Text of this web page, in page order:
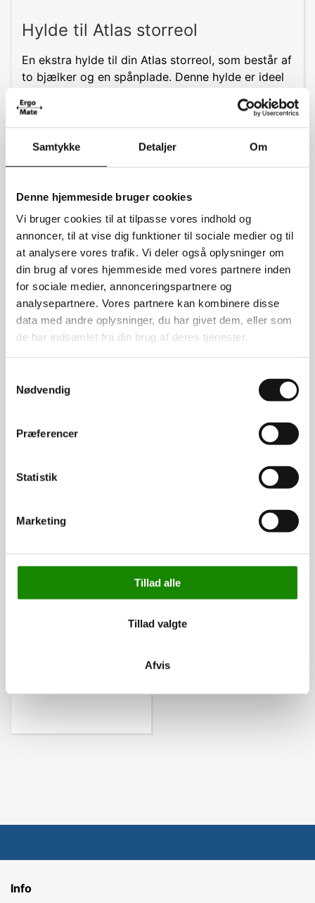
Samtykke Detaljer Om
Denne hjemmeside bruger cookies
Vi bruger cookies til at tilpasse vores indhold og
annoncer, til at vise dig funktioner til sociale medier og til
at analysere vores trafik. Vi deler også oplysninger om
din brug af vores hjemmeside med vores partnere inden
for sociale medier, annonceringspartnere og
analysepartnere. Vores partnere kan kombinere disse
data med andre oplysninger, du har givet dem, eller som
de har indsamlet fra din brug af deres tjenester.
Nødvendig
Præferencer
Statistik
Marketing
Tillad alle
Tillad valgte
Afvis
Hylde til Atlas storreol
En ekstra hylde til din Atlas storreol, som består af
to bjælker og en spånplade. Denne hylde er ideel
ting organiseret.
Materialer og opbygning
Hylden er lavet af robuste materialer, der sikrer
spånplade kan du være sikker på, at hylden kan
bære en betydelig vægt uden problemer.
Specifikationer
Dybde: 100 cm
Bredde: 180 cm
Belastning pr hylde: 400 kg
3324134314
Palleløfter Pramac Lifter
Listepris 4.199,00 kr
Info